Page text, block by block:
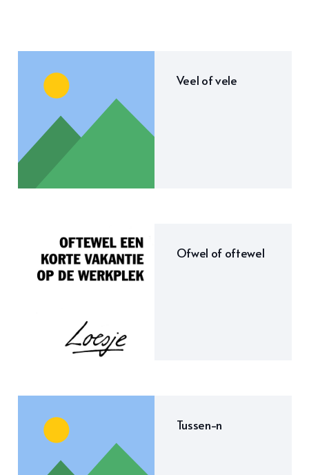
Veel of vele
Ofwel of oftewel
Tussen-n